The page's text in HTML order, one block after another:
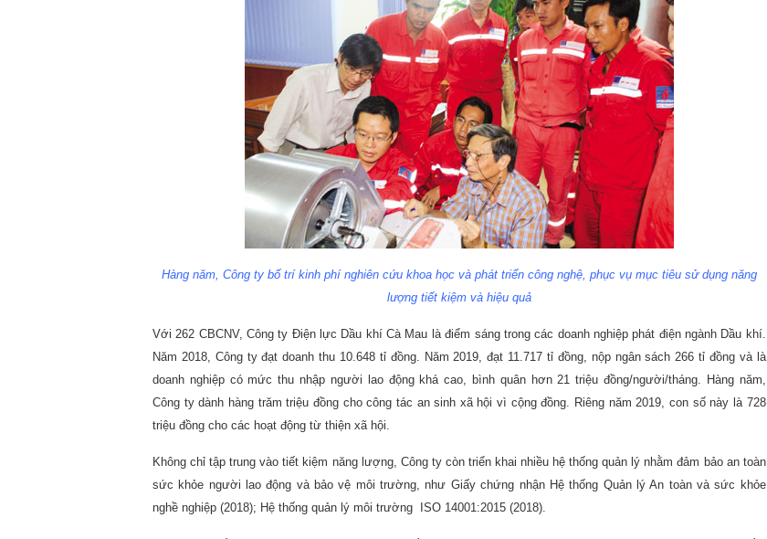
Hàng năm, Công ty bố trí kinh phí nghiên cứu khoa học và phát triển công nghệ, phục vụ mục tiêu sử dụng năng
lượng tiết kiệm và hiệu quả
Với 262 CBCNV, Công ty Điện lực Dầu khí Cà Mau là điểm sáng trong các doanh nghiệp phát điện ngành Dầu khí.
Năm 2018, Công ty đạt doanh thu 10.648 tỉ đồng. Năm 2019, đạt 11.717 tỉ đồng, nộp ngân sách 266 tỉ đồng và là
doanh nghiệp có mức thu nhập người lao động khá cao, bình quân hơn 21 triệu đồng/người/tháng. Hàng năm,
Công ty dành hàng trăm triệu đồng cho công tác an sinh xã hội vì cộng đồng. Riêng năm 2019, con số này là 728
triệu đồng cho các hoạt động từ thiện xã hội.
Không chỉ tập trung vào tiết kiệm năng lượng, Công ty còn triển khai nhiều hệ thống quản lý nhằm đảm bảo an toàn
sức khỏe người lao động và bảo vệ môi trường, như Giấy chứng nhận Hệ thống Quản lý An toàn và sức khỏe
nghề nghiệp (2018); Hệ thống quản lý môi trường ISO 14001:2015 (2018).